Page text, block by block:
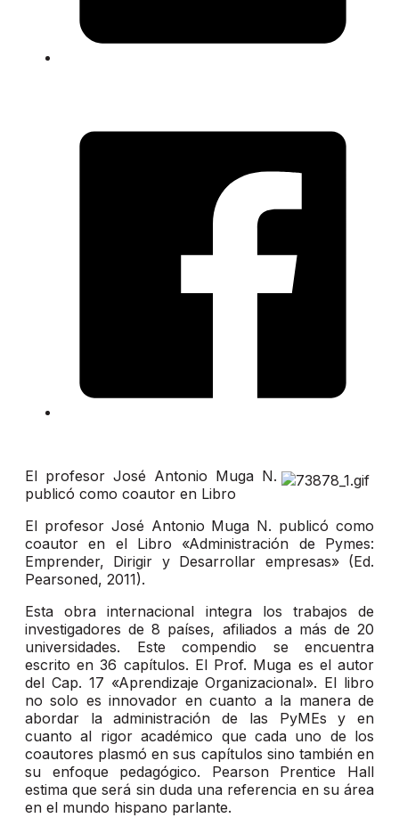
El profesor José Antonio Muga N.
publicó como coautor en Libro
El profesor José Antonio Muga N. publicó como
coautor en el Libro «Administración de Pymes:
Emprender, Dirigir y Desarrollar empresas» (Ed.
Pearsoned, 2011).
Esta obra internacional integra los trabajos de
investigadores de 8 países, afiliados a más de 20
universidades. Este compendio se encuentra
escrito en 36 capítulos. El Prof. Muga es el autor
del Cap. 17 «Aprendizaje Organizacional». El libro
no solo es innovador en cuanto a la manera de
abordar la administración de las PyMEs y en
cuanto al rigor académico que cada uno de los
coautores plasmó en sus capítulos sino también en
su enfoque pedagógico. Pearson Prentice Hall
estima que será sin duda una referencia en su área
en el mundo hispano parlante.